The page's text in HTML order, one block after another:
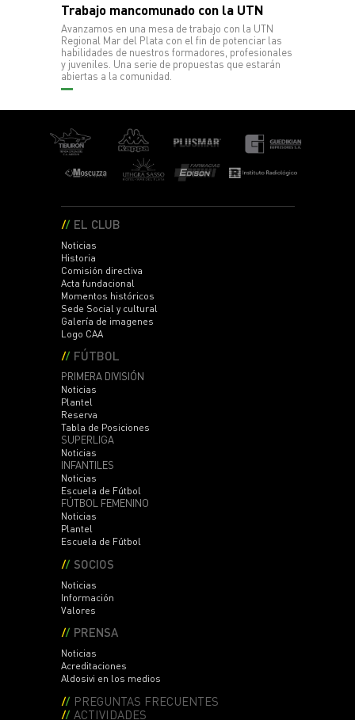
Trabajo mancomunado con la UTN
Avanzamos en una mesa de trabajo con la UTN
Regional Mar del Plata con el fin de potenciar las
habilidades de nuestros formadores, profesionales
y juveniles. Una serie de propuestas que estarán
abiertas a la comunidad.
EL CLUB
Noticias
Historia
Comisión directiva
Acta fundacional
Momentos históricos
Sede Social y cultural
Galería de imagenes
Logo CAA
FÚTBOL
PRIMERA DIVISIÓN
Noticias
Plantel
Reserva
Tabla de Posiciones
SUPERLIGA
Noticias
INFANTILES
Noticias
Escuela de Fútbol
FÚTBOL FEMENINO
Noticias
Plantel
Escuela de Fútbol
SOCIOS
Noticias
Información
Valores
PRENSA
Noticias
Acreditaciones
Aldosivi en los medios
PREGUNTAS FRECUENTES
ACTIVIDADES